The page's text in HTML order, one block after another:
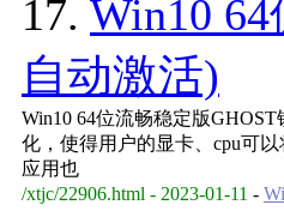
17. Win10
自动激活)
Win10 64位流畅稳定版
化，使得用户的显卡、cpu可
应用也
/xtjc/22906.html - 2023-01-11 -